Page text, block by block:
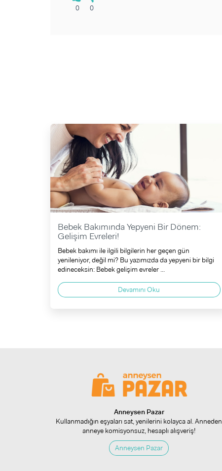
0 0
Bebek Bakımında Yepyeni Bir Dönem:
Gelişim Evreleri!
Bebek bakımı ile ilgili bilgilerin her geçen gün
yenileniyor, değil mi? Bu yazımızda da yepyeni bir bilgi
edineceksin: Bebek gelişim evreler ...
Devamını Oku
Anneysen Pazar
Kullanmadığın eşyaları sat, yenilerini kolayca al. Anneden
anneye komisyonsuz, hesaplı alışveriş!
Anneysen Pazar